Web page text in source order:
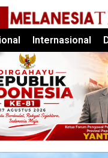
Internasional